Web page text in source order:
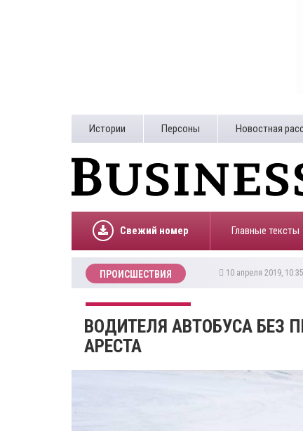
Истории Персоны Новостная
Свежий номер Главные тексты
ПРОИСШЕСТВИЯ 10 апреля 2019, 10:35
​ВОДИТЕЛЯ АВТОБУСА БЕЗ
АРЕСТА